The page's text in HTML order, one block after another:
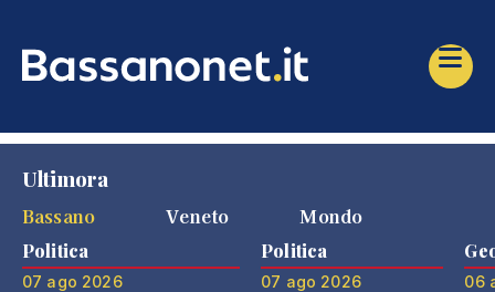
Ultimora
Bassano
Veneto Mondo
Politica
07 ago 2026
Politica
07 ago 2026 06